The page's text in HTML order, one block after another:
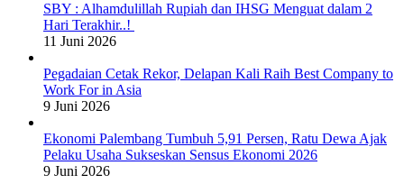
SBY : Alhamdulillah Rupiah dan IHSG Menguat dalam 2
Hari Terakhir..!
11 Juni 2026
Pegadaian Cetak Rekor, Delapan Kali Raih Best Company to
Work For in Asia
9 Juni 2026
Ekonomi Palembang Tumbuh 5,91 Persen, Ratu Dewa Ajak
Pelaku Usaha Sukseskan Sensus Ekonomi 2026
9 Juni 2026